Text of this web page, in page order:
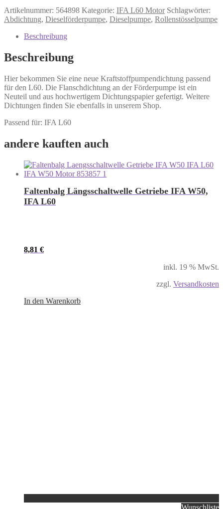
Artikelnummer: 564898 Kategorie: IFA L60 Motor Schlagwörter:
Abdichtung, Dieselförderpumpe, Dieselpumpe, Rollenstösselpumpe
Beschreibung
Beschreibung
Hier bekommen Sie eine neue Kraftstoffpumpendichtung passend
für den L60. Die Flanschdichtung an der Förderpumpe ist ein
Neuteil und aus hochwertigem Dichtungspapier gefertigt. Weitere
Dichtungen finden Sie ebenfalls in unserem Shop.
Passend für: IFA L60
andere kauften auch
Faltenbalg Längsschaltwelle Getriebe IFA W50,
IFA L60
8,81 €
inkl. 19 % MwSt.
zzgl. Versandkosten
In den Warenkorb
Wunschliste